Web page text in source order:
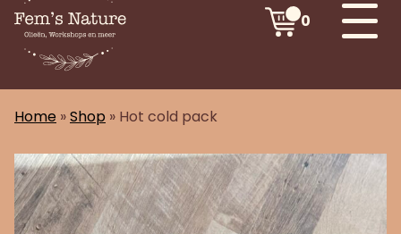
0
Home »Shop » Hot cold pack